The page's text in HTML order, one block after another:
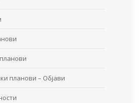
планови – Објави